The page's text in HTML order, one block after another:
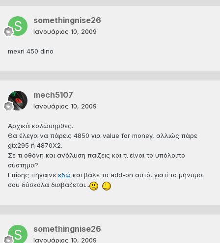
somethingnise26
Ιανουάριος 10, 2009
mexri 450 dino
mech5107
Ιανουάριος 10, 2009
Αρχικά καλώσηρθες.
Θα έλεγα να πάρεις 4850 για value for money, αλλιώς πάρε
gtx295 ή 4870Χ2.
Σε τι οθόνη και ανάλυση παίζεις και τι είναι το υπόλοιπο
σύστημα?
Επίσης πήγαινε εδώ και βάλε το add-on αυτό, γιατί το μήνυμα
σου δύσκολα διαβάζεται...
somethingnise26
Ιανουάριος 10, 2009